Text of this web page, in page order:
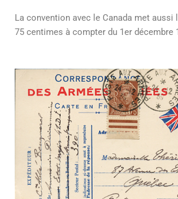
La convention avec le Canada met aussi
75 centimes à compter du 1er décembre